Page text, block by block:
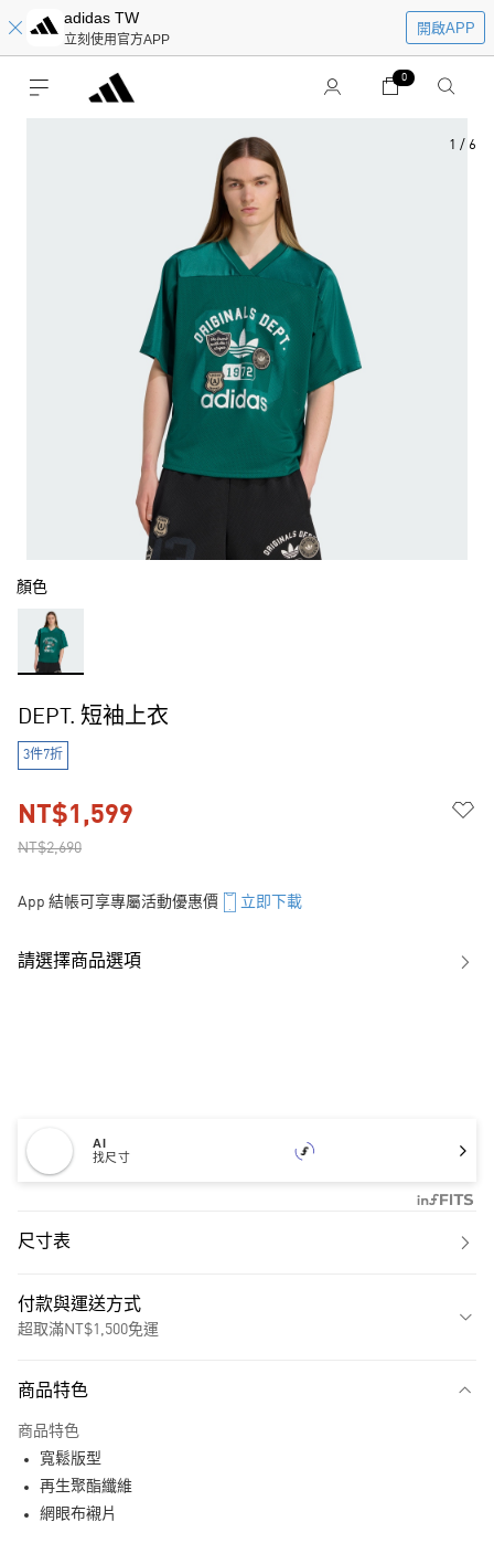
adidas TW
立刻使用官方APP
開啟APP
0
1 / 6
顏色
DEPT. 短袖上衣
3件7折
NT$2,690
NT$1,599
App 結帳可享專屬活動優惠價 立即下載
請選擇商品選項
AI
找尺寸
尺寸表
付款與運送方式
超取滿NT$1,500免運
LINE Pay
商品特色
商品特色
寬鬆版型
再生聚酯纖維
網眼布襯片